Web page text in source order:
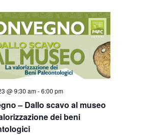
@ 9:30 am-6:00 pm
– Dallo scavo al museo
dei beni